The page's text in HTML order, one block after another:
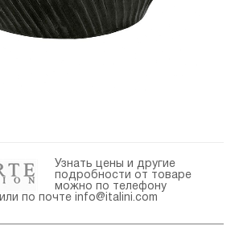
Узнать цены и другие
подробности от товаре
можно по телефону
или по почте info@italini.com